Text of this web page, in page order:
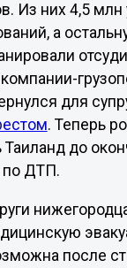
Из них 4,5 млн
а
для
. Теперь
до
по ДТП.
после